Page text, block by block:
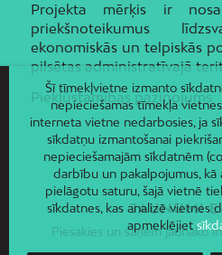
Projekta mērķis ir
priekšnoteikumus
ekonomiskās un telpiskās
pilsētas administratīvajā
Piekļūstamības paziņojums
JAUNUMI
Piesakies un saņem jaunāko
Šī tīmekļvietne izmanto
nepieciešamas tīmekļa
interneta vietne nedarbosies, ja
sīkdatņu izmantošanai
nepieciešamajām sīkdatnēm
darbību un pakalpojumus, kā
pielāgotu saturu, šajā vietnē
sīkdatnes, kas analizē vietnes
apmeklējiet